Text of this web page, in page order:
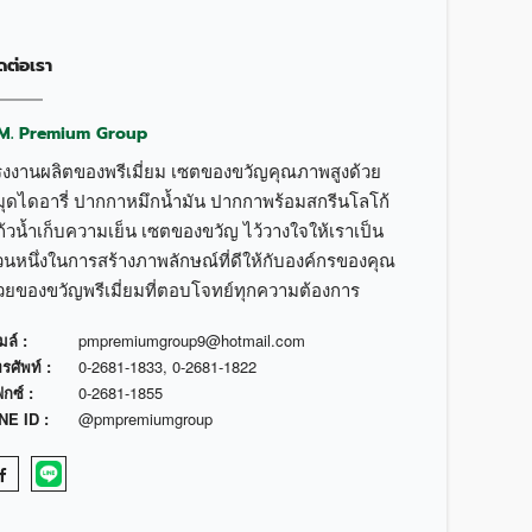
อเรา
Premium Group
งงานผลิตของพรีเมี่ยม เซตของขวัญคุณภาพสูงด้วย
ดไดอารี่ ปากกาหมึกน้ำมัน ปากกาพร้อมสกรีนโลโก้
น้ำเก็บความเย็น เซตของขวัญ ไว้วางใจให้เราเป็น
นหนึ่งในการสร้างภาพลักษณ์ที่ดีให้กับองค์กรของคุณ
ยของขวัญพรีเมี่ยมที่ตอบโจทย์ทุกความต้องการ
ล์ :
pmpremiumgroup9@hotmail.com
ศัพท์ :
0-2681-1833, 0-2681-1822
ซ์ :
0-2681-1855
ID :
@pmpremiumgroup